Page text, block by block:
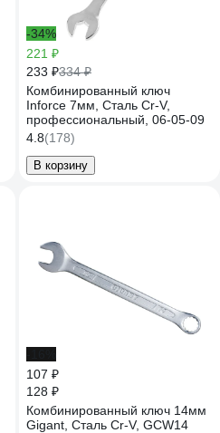
-34%
221 ₽
233 ₽334 ₽
Комбинированный ключ
Inforce 7мм, Сталь Cr-V,
профессиональный, 06-05-09
4.8(178)
В корзину
107 ₽
128 ₽
Комбинированный ключ 14мм
Gigant, Сталь Cr-V, GCW14